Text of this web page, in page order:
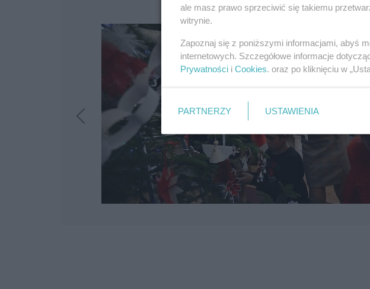
ale masz prawo sprzeciwić się takiemu
witrynie.
Zapoznaj się z poniższymi informacjami, abyś
internetowych. Szczegółowe informacje
Prywatności i Cookies. oraz po kliknięciu w
PARTNERZY USTAWIENIA